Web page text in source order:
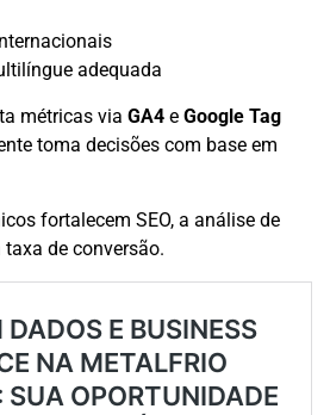
adequada
métricas via GA4 e Google Tag
toma decisões com base em
fortalecem SEO, a análise de
de conversão.